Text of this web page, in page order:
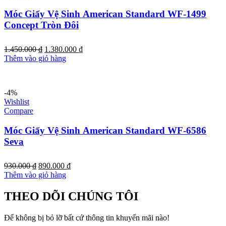
Móc Giấy Vệ Sinh American Standard WF-1499
Concept Tròn Đôi
1.450.000₫ Giá
gốc
1.380.000 ₫Giá
Thêm vào giỏ hàng
-4%
Wishlist
Compare
Móc Giấy Vệ Sinh American Standard WF-6586
Seva
930.000₫ Giá
gốc
930.000 ₫.
890.000 ₫Giá
là:
890.000 ₫.
Thêm vào giỏ hàng
THEO DÕI CHÚNG TÔI
Để không bị bỏ lỡ bất cứ thông tin khuyến mãi nào!